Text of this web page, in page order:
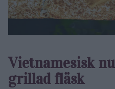
Vietnamesisk
grillad fläsk